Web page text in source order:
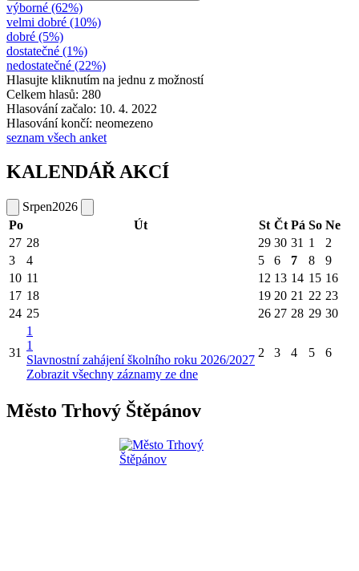
výborné (62%)
velmi dobré (10%)
dobré (5%)
dostatečné (1%)
nedostatečné (22%)
Hlasujte kliknutím na jednu z možností
Celkem hlasů: 280
Hlasování začalo: 10. 4. 2022
Hlasování končí: neomezeno
seznam všech anket
KALENDÁŘ AKCÍ
Srpen2026
Po
Út St Čt Pá So Ne
27 28 29 30 31 1
2
3
4 5 6 7 8
9
10 11 12 13 14 15 16
17 18 19 20 21 22 23
24 25 26 27 28 29 30
31
1
1
Slavnostní zahájení školního roku 2026/2027
Zobrazit všechny záznamy ze dne
2 3 4 5 6
Město Trhový Štěpánov